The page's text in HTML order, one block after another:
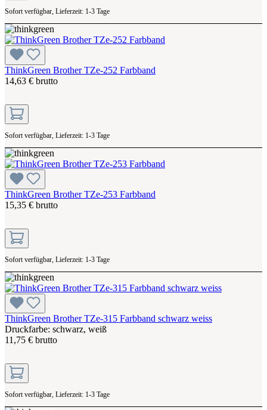
Sofort verfügbar, Lieferzeit: 1-3 Tage
ThinkGreen Brother TZe-252 Farbband
14,63 € brutto
Sofort verfügbar, Lieferzeit: 1-3 Tage
ThinkGreen Brother TZe-253 Farbband
15,35 € brutto
Sofort verfügbar, Lieferzeit: 1-3 Tage
ThinkGreen Brother TZe-315 Farbband schwarz weiss
Druckfarbe: schwarz, weiß
11,75 € brutto
Sofort verfügbar, Lieferzeit: 1-3 Tage